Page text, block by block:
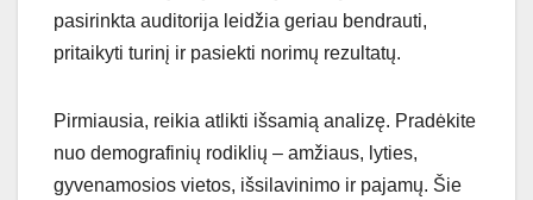
pasirinkta auditorija leidžia geriau bendrauti,
pritaikyti turinį ir pasiekti norimų rezultatų.
Pirmiausia, reikia atlikti išsamią analizę. Pradėkite
nuo demografinių rodiklių – amžiaus, lyties,
gyvenamosios vietos, išsilavinimo ir pajamų. Šie